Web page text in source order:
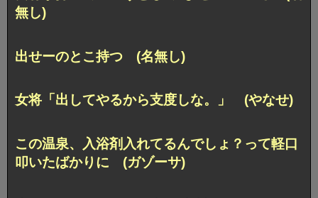
無し)
出せーのとこ持つ (名無し)
女将「出してやるから支度しな。」 (やなせ)
この温泉、入浴剤入れてるんでしょ？って軽口
叩いたばかりに (ガゾーサ)